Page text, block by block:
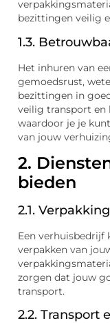
bezittingen veilig
1.3.
Het inhuren van
gemoedsrust,
bezittingen in
veilig transport en
waardoor je je
van jouw
2.
bieden
2.1.
Een verhuisbedrijf
verpakken van
zorgen dat jouw
transport.
2.2. Transport